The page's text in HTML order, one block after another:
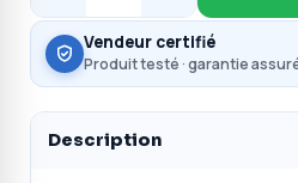
Vendeur certifié
Produit testé · garantie
Description